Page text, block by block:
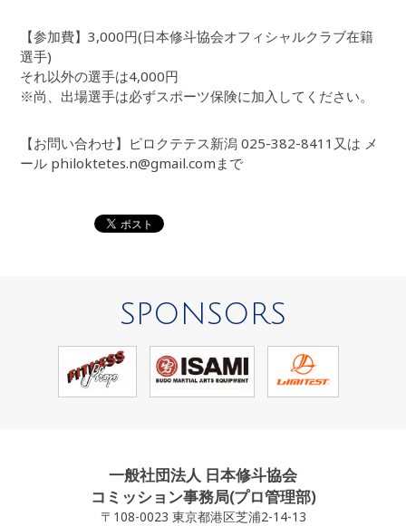
【参加費】3,000円(日本修斗協会オフィシャルクラブ在籍
選手)
それ以外の選手は4,000円
※尚、出場選手は必ずスポーツ保険に加入してください。
【お問い合わせ】ピロクテテス新潟 025-382-8411又は メ
ール philoktetes.n@gmail.comまで
SPONSORS
一般社団法人 日本修斗協会
コミッション事務局(プロ管理部)
〒108-0023 東京都港区芝浦2-14-13